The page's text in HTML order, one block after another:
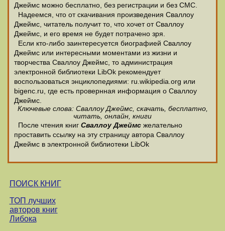
Джеймс можно бесплатно, без регистрации и без СМС.
Надеемся, что от скачивания произведения Сваллоу
Джеймс, читатель получит то, что хочет от Сваллоу
Джеймс, и его время не будет потрачено зря.
Если кто-либо заинтересуется биографией Сваллоу
Джеймс или интересными моментами из жизни и
творчества Сваллоу Джеймс, то администрация
электронной библиотеки LibOk рекомендует
воспользоваться энциклопедиями: ru.wikipedia.org или
bigenc.ru, где есть провернная информация о Сваллоу
Джеймс.
Ключевые слова: Сваллоу Джеймс, скачать, бесплатно,
читать, онлайн, книги
После чтения книг Сваллоу Джеймс желательно
проставить ссылку на эту страницу автора Сваллоу
Джеймс в электронной библиотеки LibOk
ПОИСК КНИГ
ТОП лучших
авторов книг
Либока